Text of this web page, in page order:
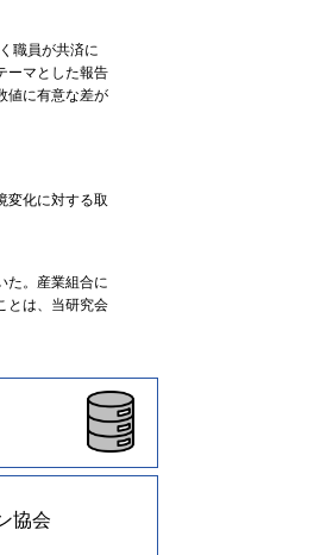
職員が共済に
ーマとした報告
値に有意な差が
変化に対する取
た。産業組合に
とは、当研究会
協会